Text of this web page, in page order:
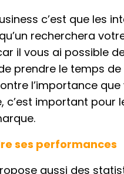
c’est que les
recherchera
il vous ai possible
prendre le temps
l’importance
c’est important
ses performances
aussi des